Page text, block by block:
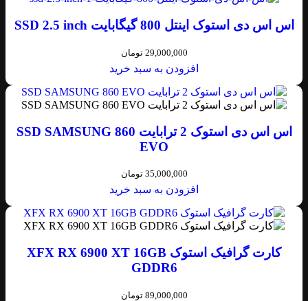
اس اس دی استوک اینتل 800 گیگابایت SSD 2.5 inch
29,000,000 تومان
افزودن به سبد خرید
اس اس دی استوک 2 ترابایت SSD SAMSUNG 860
EVO
35,000,000 تومان
افزودن به سبد خرید
کارت گرافیک استوک XFX RX 6900 XT 16GB
GDDR6
89,000,000 تومان